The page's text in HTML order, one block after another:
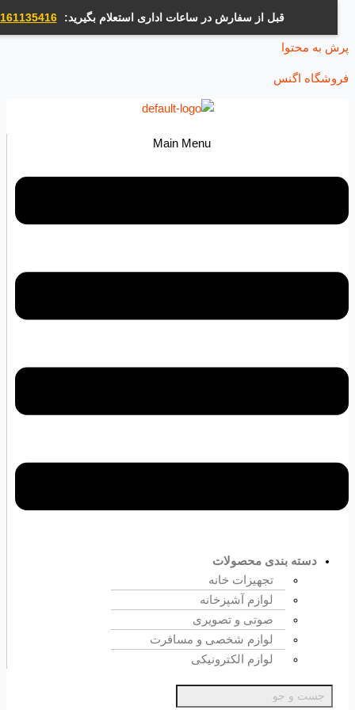
قبل از سفارش در ساعات اداری استعلام بگیرید: 09161135416
محتوا
اگنس
Main Menu
دسته بندی محصولات
تجهیزات خانه
لوازم آشپزخانه
صوتی و تصویری
لوازم شخصی و مسافرت
لوازم الکترونیکی